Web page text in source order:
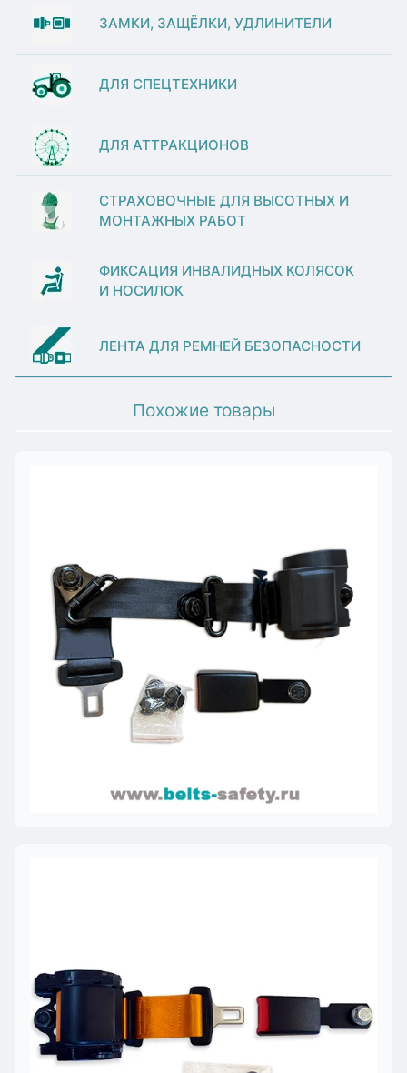
ЗАМКИ, ЗАЩЁЛКИ, УДЛИНИТЕЛИ
ДЛЯ СПЕЦТЕХНИКИ
ДЛЯ АТТРАКЦИОНОВ
СТРАХОВОЧНЫЕ ДЛЯ ВЫСОТНЫХ И
МОНТАЖНЫХ РАБОТ
ФИКСАЦИЯ ИНВАЛИДНЫХ КОЛЯСОК
И НОСИЛОК
ЛЕНТА ДЛЯ РЕМНЕЙ БЕЗОПАСНОСТИ
Похожие товары